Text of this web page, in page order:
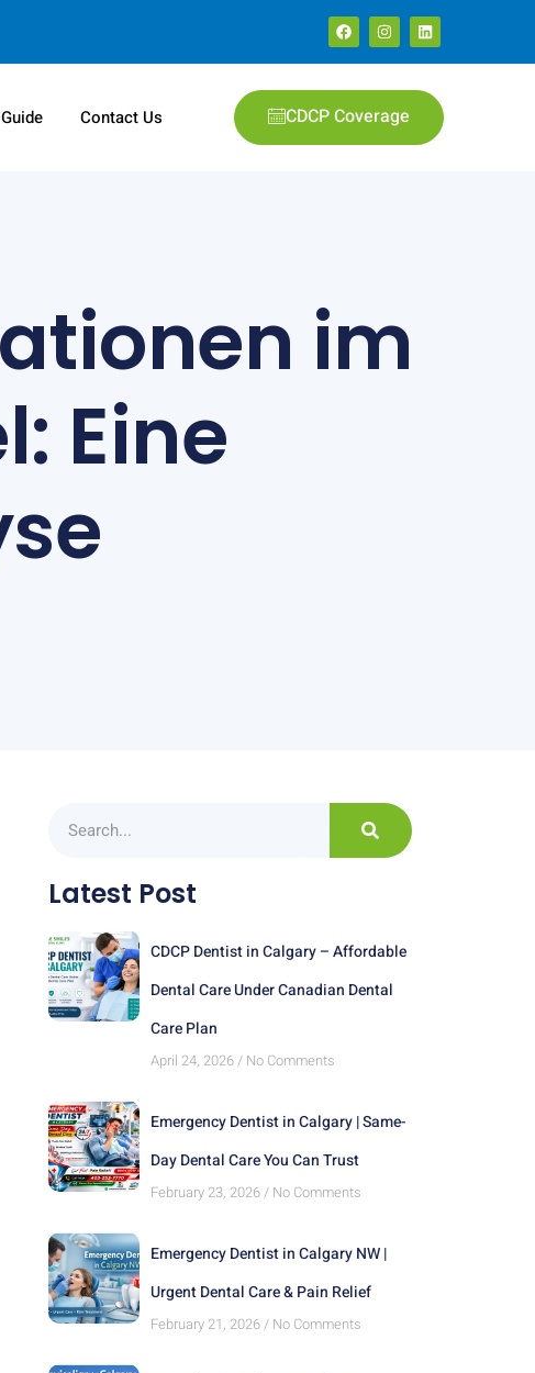
Contact Us CDCP Coverage
im
Eine
Latest Post
CDCP Dentist in Calgary – Affordable
Dental Care Under Canadian Dental
Care Plan
April 24, 2026 No Comments
Emergency Dentist in Calgary | Same-
Day Dental Care You Can Trust
February 23, 2026 No Comments
Emergency Dentist in Calgary NW |
Urgent Dental Care & Pain Relief
February 21, 2026 No Comments